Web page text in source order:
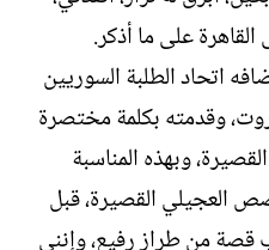
على ما أذكر.‏
اتحاد الطلبة السوريين
وقدمته بكلمة مختصرة
وبهذه المناسبة
العجيلي القصيرة، قبل
قصة من طراز رفيع، وإنني